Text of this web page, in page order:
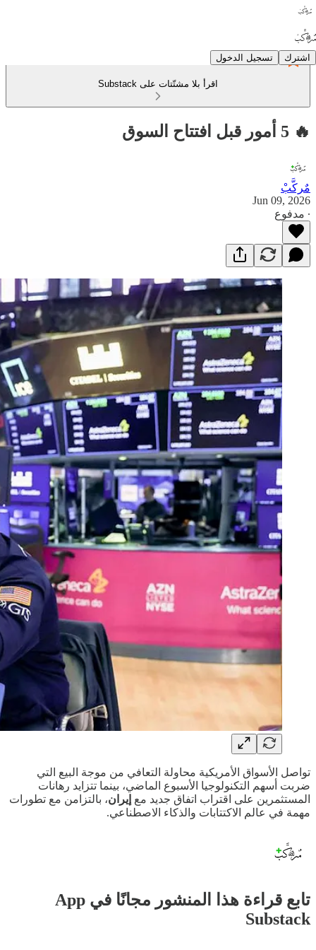
اشترك تسجيل الدخول
اقرأ بلا مشتّتات على Substack
🔥 5 أمور قبل افتتاح السوق
مٌركَّبْ
Jun 09, 2026
∙ مدفوع
تواصل الأسواق الأمريكية محاولة التعافي من موجة البيع التي
ضربت أسهم التكنولوجيا الأسبوع الماضي، بينما تتزايد رهانات
المستثمرين على اقتراب اتفاق جديد مع إيران، بالتزامن مع تطورات
مهمة في عالم الاكتتابات والذكاء الاصطناعي.
تابع قراءة هذا المنشور مجانًا في App
Substack